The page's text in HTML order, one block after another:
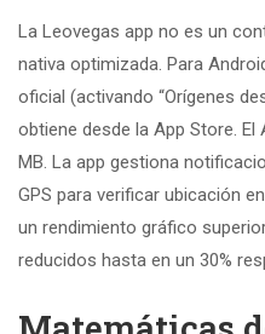
La Leovegas app no es un
nativa optimizada. Para
oficial (activando “Orígenes
obtiene desde la App Store.
MB. La app gestiona
GPS para verificar ubicación
un rendimiento gráfico
reducidos hasta en un 30%